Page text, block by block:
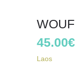
45.00€
Laos